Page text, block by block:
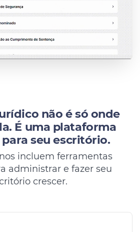
não é só onde
É uma plataforma
seu escritório.
incluem ferramentas
administrar e fazer seu
crescer.